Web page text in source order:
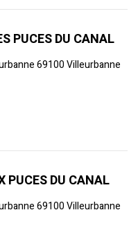
PUCES DU CANAL
69100 Villeurbanne
PUCES DU CANAL
69100 Villeurbanne